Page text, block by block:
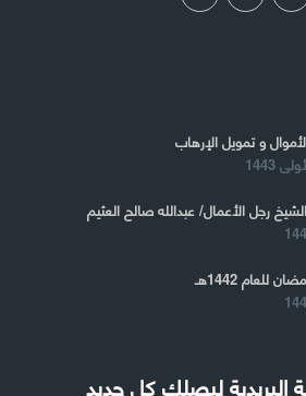
و تمويل الإرهاب
رجل الأعمال/ عبدالله صالح العثيم
للعام 1442هـ
البريدية ليصلك كل جديد